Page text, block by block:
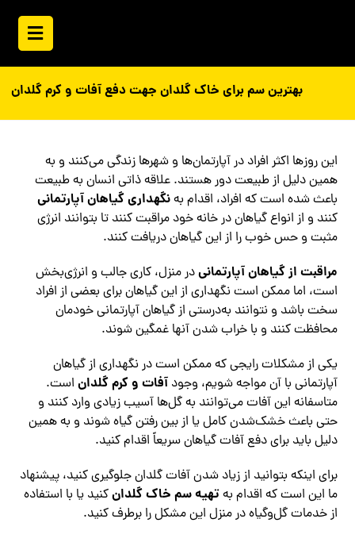
بهترین سم برای خاک گلدان جهت دفع آفات و کرم گلدان
این روزها اکثر افراد در آپارتمان‌ها و شهرها زندگی می‌کنند و به
همین دلیل از طبیعت دور هستند. علاقه ذاتی انسان به طبیعت
باعث شده است که افراد، اقدام بهنگهداری گیاهان آپارتمانی
کنند و از انواع گیاهان در خانه خود مراقبت کنند تا بتوانند انرژی
مثبت و حس خوب را از این گیاهان دریافت کنند.
مراقبت از گیاهان آپارتمانیدر منزل، کاری جالب و انرژی‌بخش
است، اما ممکن است نگهداری از این گیاهان برای بعضی از افراد
سخت باشد و نتوانند به‌درستی از گیاهان آپارتمانی خودمان
محافظت کنند و با خراب‌ شدن آنها غمگین شوند.
یکی از مشکلات رایجی که ممکن است در نگهداری از گیاهان
آپارتمانی با آن مواجه شویم، وجودآفات و کرم گلدان است.
متاسفانه این آفات می‌توانند به گل‌ها آسیب زیادی وارد کنند و
حتی باعث خشک‌شدن کامل یا از بین‌ رفتن گیاه شوند و به همین
دلیل باید برای دفع آفات گیاهان سریعاً اقدام کنید.
برای اینکه بتوانید از زیاد شدن آفات گلدان جلوگیری کنید، پیشنهاد
ما این است که اقدام بهتهیه سم خاک گلدانکنید یا با استفاده
از خدمات گل‌وگیاه در منزل این مشکل را برطرف کنید.